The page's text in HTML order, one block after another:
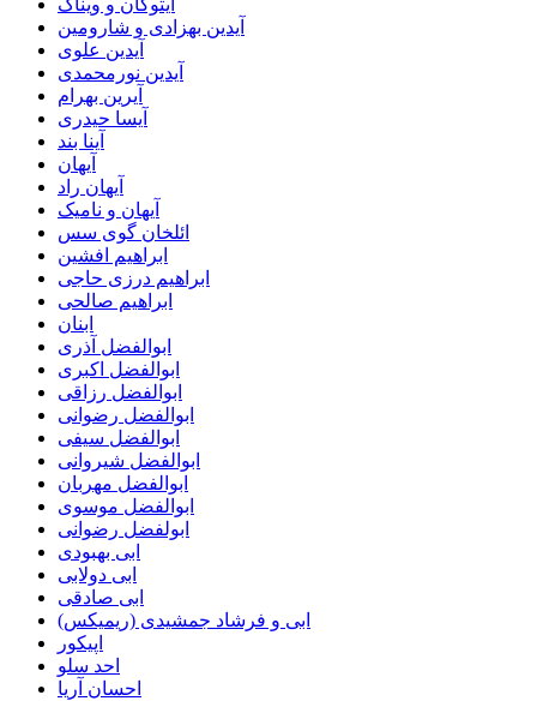
آیدین بهزادی و شارومین
آیدین علوی
آیدین نورمحمدی
آیرین بهرام
آیسا حیدری
آینا بند
آیهان
آیهان راد
آیهان و نامیک
ائلخان گوی سس
ابراهیم افشین
ابراهیم درزی حاجی
ابراهیم صالحی
ابنان
ابوالفضل آذری
ابوالفضل اکبری
ابوالفضل رزاقی
ابوالفضل رضوانی
ابوالفضل سیفی
ابوالفضل شیروانی
ابوالفضل مهربان
ابوالفضل موسوی
ابولفضل رضوانی
ابی بهبودی
ابی دولابی
ابی صادقی
ابی و فرشاد جمشیدی (ریمیکس)
اپیکور
احد سلو
احسان آریا